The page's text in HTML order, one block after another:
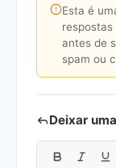
Esta é
antes de
spam ou
Deixar